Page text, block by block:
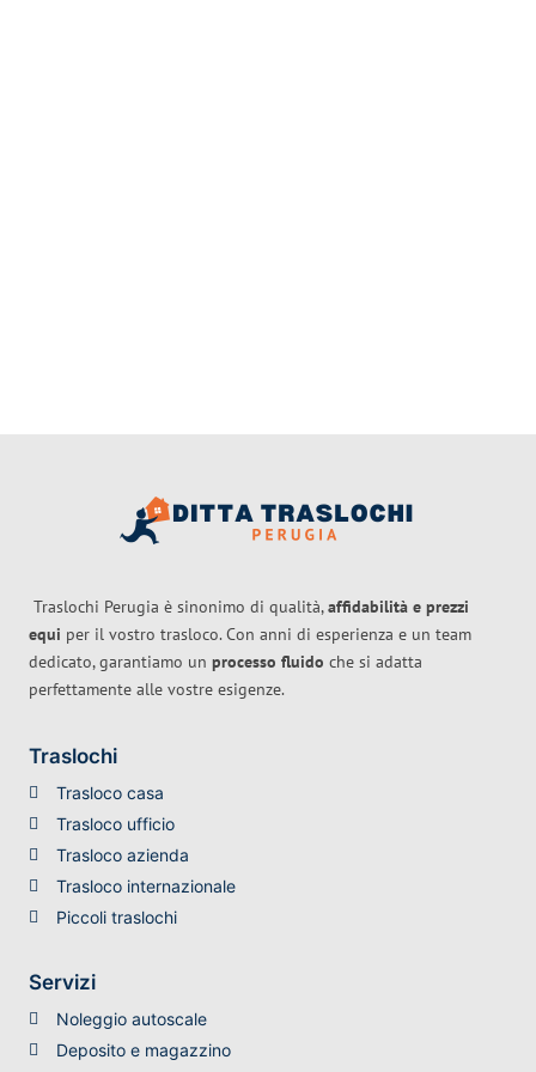
Traslochi Perugia è sinonimo di qualità,affidabilità e prezzi
equi per il vostro trasloco. Con anni di esperienza e un team
dedicato, garantiamo un processo fluido che si adatta
perfettamente alle vostre esigenze.
Traslochi
Trasloco casa
Trasloco ufficio
Trasloco azienda
Trasloco internazionale
Piccoli traslochi
Servizi
Noleggio autoscale
Deposito e magazzino